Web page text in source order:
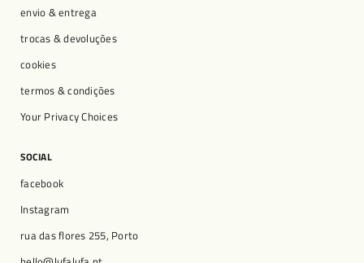
envio & entrega
trocas & devoluções
cookies
termos & condições
Your Privacy Choices
SOCIAL
facebook
Instagram
rua das flores 255, Porto